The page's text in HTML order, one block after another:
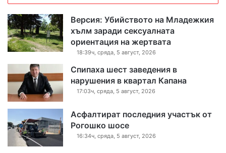
Версия: Убийството на Младежкия
хълм заради сексуалната
ориентация на жертвата
18:39ч, сряда, 5 август, 2026
Спипаха шест заведения в
нарушения в квартал Капана
17:03ч, сряда, 5 август, 2026
Асфалтират последния участък от
Рогошко шосе
16:34ч, сряда, 5 август, 2026